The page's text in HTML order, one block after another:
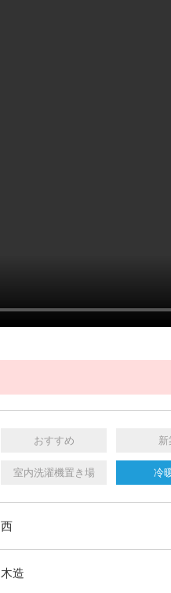
おすすめ 新
室内洗濯機置き場 冷
西
木造